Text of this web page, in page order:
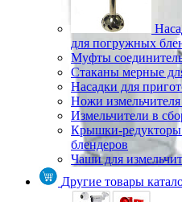
для погружных
Муфты
Стаканы мерные
Насадки для
Ножи измельчителя
Измельчители в
Крышки-редукторы
блендеров
Чаши для
Другие товары